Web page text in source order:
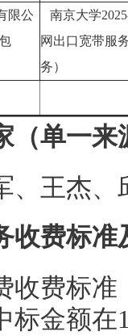
限公
南京大学
网出口宽带服
务）
（单一
、王杰
收费标准
收费标
标金额在